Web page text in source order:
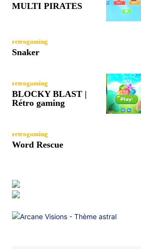
MULTI PIRATES
retrogaming
Snaker
retrogaming
BLOCKY BLAST |
Rétro gaming
retrogaming
Word Rescue